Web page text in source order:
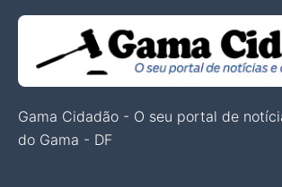
Gama Cidadão - O seu portal de
do Gama - DF